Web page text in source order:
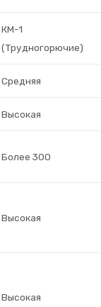
КМ-1
(Трудногорючие)
Средняя
Высокая
Более 300
Высокая
Высокая